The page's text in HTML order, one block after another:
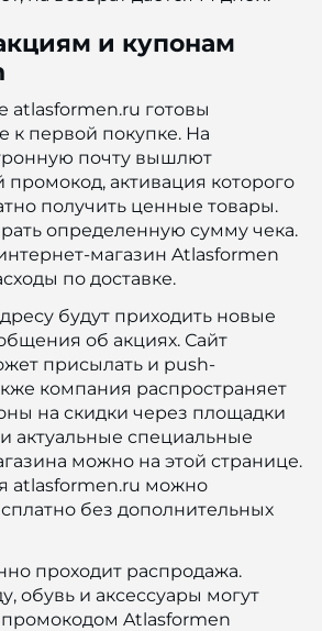
и купонам
atlasformen.ru готовы
к первой покупке. На
почту вышлют
активация которого
получить ценные товары.
определенную сумму чека.
магазин Atlasformen
по доставке.
будут приходить новые
об акциях. Сайт
присылать и push-
компания распространяет
на скидки через площадки
актуальные специальные
можно на этой странице.
atlasformen.ru можно
без дополнительных
проходит распродажа.
обувь и аксессуары могут
промокодом Atlasformen